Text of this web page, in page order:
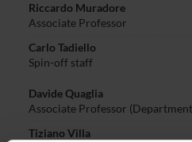
Riccardo Muradore
Associate Professor
Carlo Tadiello
Spin-off staff
Davide Quaglia
Associate Professor
Tiziano Villa